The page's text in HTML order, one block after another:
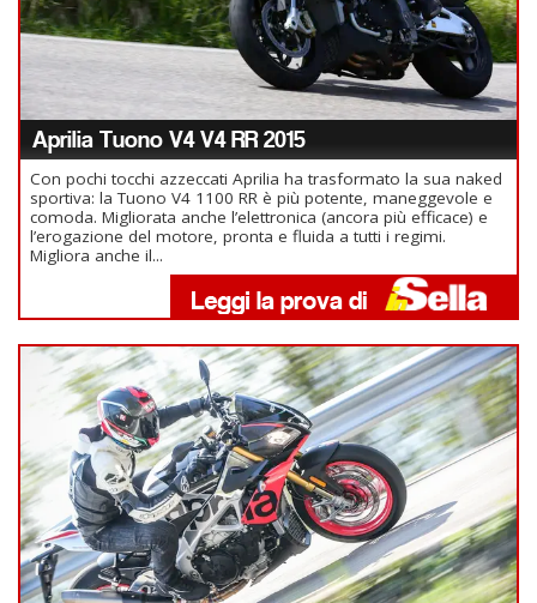
Aprilia Tuono V4 V4 RR 2015
Con pochi tocchi azzeccati Aprilia ha trasformato la sua naked
sportiva: la Tuono V4 1100 RR è più potente, maneggevole e
comoda. Migliorata anche l’elettronica (ancora più efficace) e
l’erogazione del motore, pronta e fluida a tutti i regimi.
Migliora anche il...